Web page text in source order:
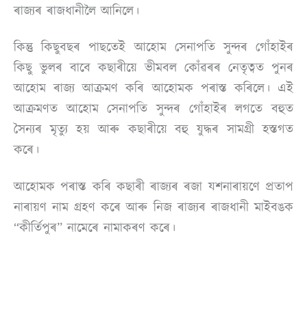
ৰাজ্যৰ ৰাজধানীলৈ আনিলে।
কিন্তু কিছুবছৰ পাছতেই আহোম সেনাপতি সুন্দৰ গোঁহাইৰ
কিছু ভুলৰ বাবে কছাৰীয়ে ভীমবল কোঁৱৰৰ নেতৃত্বত পুনৰ
আহোম ৰাজ্য আক্ৰমণ কৰি আহোমক পৰাস্ত কৰিলে। এই
আক্ৰমণত আহোম সেনাপতি সুন্দৰ গোঁহাইৰ লগতে বহুত
সৈন্যৰ মৃত্যু হয় আৰু কছাৰীয়ে বহু যুদ্ধৰ সামগ্ৰী হস্তগত
কৰে।
আহোমক পৰাস্ত কৰি কছাৰী ৰাজ্যৰ ৰজা যশনাৰায়ণে প্ৰতাপ
নাৰায়ণ নাম গ্ৰহণ কৰে আৰু নিজ ৰাজ্যৰ ৰাজধানী মাইবঙক
“কীৰ্তিপুৰ” নামেৰে নামাকৰণ কৰে।